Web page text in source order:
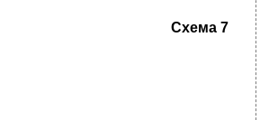
Схема 7